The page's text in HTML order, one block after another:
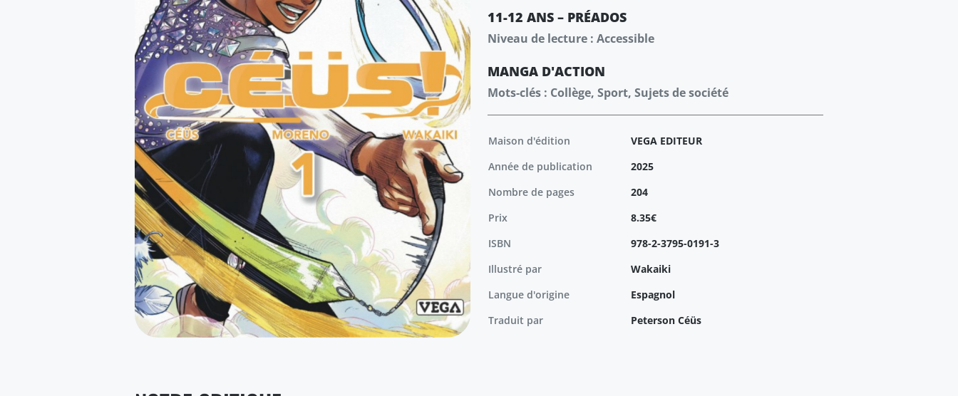
11-12 ANS – PRÉADOS
Niveau de lecture : Accessible
MANGA D'ACTION
Mots-clés : Collège, Sport, Sujets de société
Maison d'édition
VEGA EDITEUR
Année de publication
2025
Nombre de pages
204
Prix
8.35€
ISBN
978-2-3795-0191-3
Illustré par
Wakaiki
Langue d'origine
Espagnol
Traduit par
Peterson Céüs